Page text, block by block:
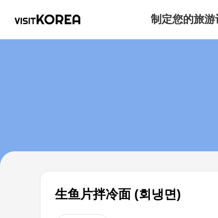
制定您的旅游
生鱼片拌冷面 (회냉면)